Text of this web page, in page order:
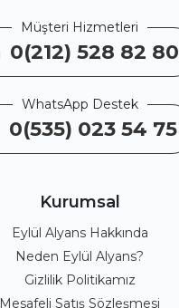
Müşteri Hizmetleri
0(212) 528 82 80
WhatsApp Destek
0(535) 023 54 75
Kurumsal
Eylül Alyans Hakkında
Neden Eylül Alyans?
Gizlilik Politikamız
Mesafeli Satış Sözleşmesi